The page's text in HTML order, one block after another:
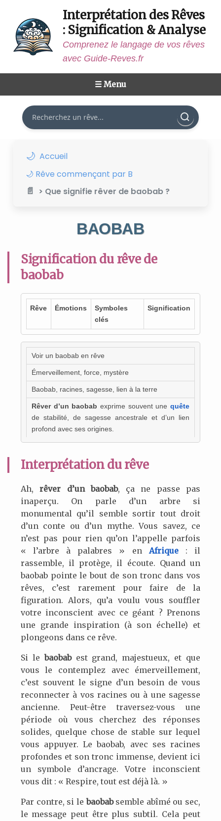
Interprétation des Rêves
: Signification & Analyse
Comprenez le langage de vos rêves
avec Guide-Reves.fr
☰ Menu
Rechercher
Accueil
🌙 Rêve commençant par B
> Que signifie rêver de baobab ?
BAOBAB
Signification du rêve de
baobab
Rêve Émotions
Symboles
clés
Signification
Voir un baobab en rêve
Émerveillement, force, mystère
Baobab, racines, sagesse, lien à la terre
Rêver d’un baobab exprime souvent une quête
de stabilité, de sagesse ancestrale et d’un lien
profond avec ses origines.
Interprétation du rêve
Ah,rêver d’un baobab, ça ne passe pas
inaperçu. On parle d’un arbre si
monumental qu’il semble sortir tout droit
d’un conte ou d’un mythe. Vous savez, ce
n’est pas pour rien qu’on l’appelle parfois
« l’arbre à palabres » enAfrique: il
rassemble, il protège, il écoute. Quand un
baobab pointe le bout de son tronc dans vos
rêves, c’est rarement pour faire de la
figuration. Alors, qu’a voulu vous souffler
votre inconscient avec ce géant ? Prenons
une grande inspiration (à son échelle) et
plongeons dans ce rêve.
Si lebaobabest grand, majestueux, et que
vous le contemplez avec émerveillement,
c’est souvent le signe d’un besoin de vous
reconnecter à vos racines ou à une sagesse
ancienne. Peut-être traversez-vous une
période où vous cherchez des réponses
solides, quelque chose de stable sur lequel
vous appuyer. Le baobab, avec ses racines
profondes et son tronc immense, devient ici
un symbole d’ancrage. Votre inconscient
vous dit : « Respire, tout est déjà là. »
Par contre, si lebaobabsemble abîmé ou sec,
le message peut être plus subtil. Cela peut